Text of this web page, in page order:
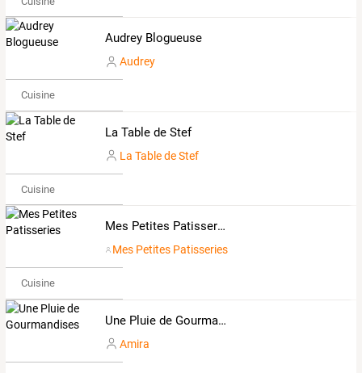
Audrey Blogueuse
Audrey
Cuisine
La Table de Stef
La Table de Stef
Cuisine
Mes Petites Patisseries
Mes Petites Patisseries
Cuisine
Une Pluie de Gourmandises
Amira